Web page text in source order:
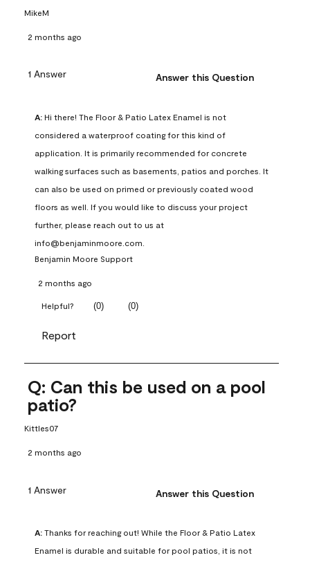
MikeM
2 months ago
1 Answer Answer this Question
A: Hi there! The Floor & Patio Latex Enamel is not
considered a waterproof coating for this kind of
application. It is primarily recommended for concrete
walking surfaces such as basements, patios and porches. It
can also be used on primed or previously coated wood
floors as well. If you would like to discuss your project
further, please reach out to us at
info@benjaminmoore.com.
Benjamin Moore Support
2 months ago
Helpful? (0) (0)
Report
Q: Can this be used on a pool
patio?
Kittles07
2 months ago
1 Answer Answer this Question
A: Thanks for reaching out! While the Floor & Patio Latex
Enamel is durable and suitable for pool patios, it is not